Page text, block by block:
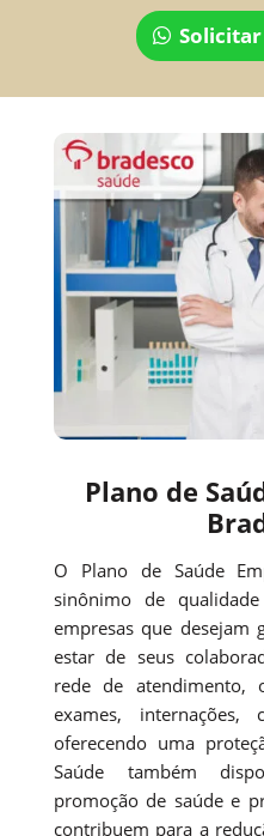
Plano de
O Plano de Saúde
sinônimo de
empresas que desejam
estar de seus
rede de atendimento,
exames, internações,
oferecendo uma
Saúde também
promoção de saúde e
contribuem para a